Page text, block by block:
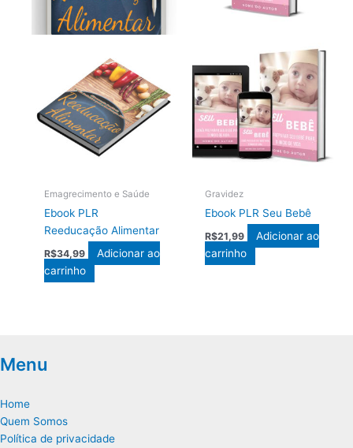
Emagrecimento e Saúde
Ebook PLR
Reeducação Alimentar
R$34,99
Adicionar ao
carrinho
Gravidez
Ebook PLR Seu Bebê
R$21,99
Adicionar ao
carrinho
Menu
Home
Quem Somos
Política de privacidade